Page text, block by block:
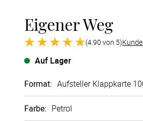
per Post zusenden.
Eigener Weg
(4.90 von 5)
Auf Lager
Format: Aufsteller Klappkarte
Farbe: Petrol